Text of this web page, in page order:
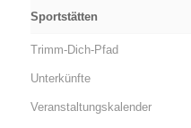
Sportstätten
Trimm-Dich-Pfad
Unterkünfte
Veranstaltungskalender